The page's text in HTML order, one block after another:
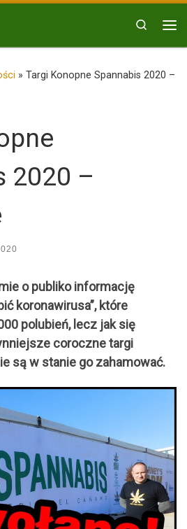
Search
» Targi Konopne Spannabis 2020 –
2020 –
o publiko informację
koronawirusa”, które
polubień, lecz jak się
coroczne targi
są w stanie go zahamować.